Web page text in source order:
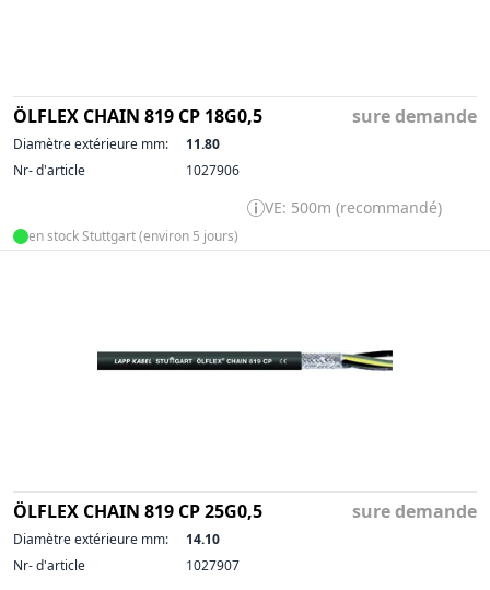
ÖLFLEX CHAIN 819 CP 18G0,5 sure demande
Diamètre extérieure mm:
11.80
Nr- d'article
1027906
VE: 500m (recommandé)
en stock Stuttgart (environ 5 jours)
ÖLFLEX CHAIN 819 CP 25G0,5 sure demande
Diamètre extérieure mm:
14.10
Nr- d'article
1027907